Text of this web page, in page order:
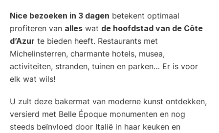
Nice bezoeken in 3 dagen betekent optimaal
profiteren van alles wat de hoofdstad van de Côte
d’Azur te bieden heeft. Restaurants met
Michelinsterren, charmante hotels, musea,
activiteiten, stranden, tuinen en parken… Er is voor
elk wat wils!
U zult deze bakermat van moderne kunst ontdekken,
versierd met Belle Époque monumenten en nog
steeds beïnvloed door Italië in haar keuken en